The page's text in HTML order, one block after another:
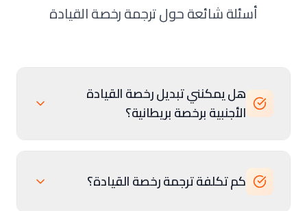
أسئلة شائعة حول ترجمة رخصة القيادة
هل يمكنني تبديل رخصة القيادة
الأجنبية برخصة بريطانية؟
كم تكلفة ترجمة رخصة القيادة؟